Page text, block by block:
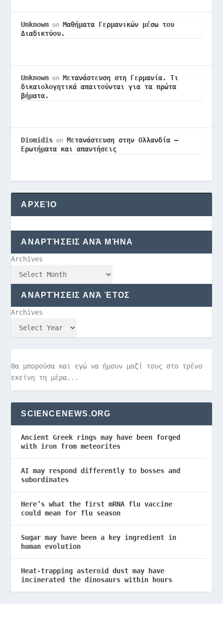
Unknown on Μαθήματα Γερμανικών μέσω του
Διαδικτύου.
Unknown on Μετανάστευση στη Γερμανία. Τι
δικαιολογητικά απαιτούνται για τα πρώτα
βήματα.
Diomidis on Μετανάστευση στην Ολλανδία –
Ερωτήματα και απαντήσεις
ΑΡΧΕΊΟ
ΑΝΑΡΤΉΣΕΙΣ ΑΝΆ ΜΉΝΑ
Archives
ΑΝΑΡΤΉΣΕΙΣ ΑΝΆ ΈΤΟΣ
Archives
Θα μπορούσα και εγώ να ήμουν μαζί τους στο τρένο
εκείνη τη μέρα...
SCIENCENEWS.ORG
Ancient Greek rings may have been forged
with iron from meteorites
AI may respond differently to bosses and
subordinates
Here’s what the first mRNA flu vaccine
could mean for flu season
Sugar may have been a key ingredient in
human evolution
Heat-trapping asteroid dust may have
incinerated the dinosaurs within hours